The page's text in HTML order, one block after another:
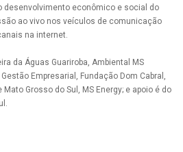
desenvolvimento econômico e social do
ao vivo nos veículos de comunicação
na internet.
da Águas Guariroba, Ambiental MS
Empresarial, Fundação Dom Cabral,
Grosso do Sul, MS Energy; e apoio é do